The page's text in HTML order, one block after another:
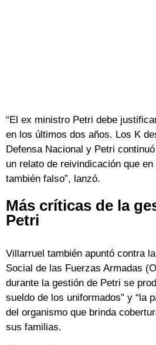
“El ex ministro Petri debe
en los últimos dos años. Los K
Defensa Nacional y Petri
un relato de reivindicación que
también falso”, lanzó.
Más críticas de la
Petri
Villarruel también apuntó contra
Social de las Fuerzas Armadas
durante la gestión de Petri se
sueldo de los uniformados” y “la
del organismo que brinda
sus familias.